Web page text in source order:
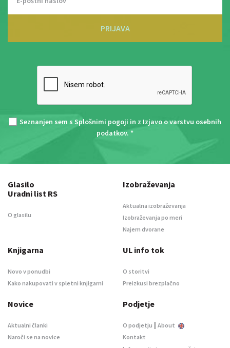
PRIJAVA
Seznanjen sem s Splošnimi pogoji in z Izjavo o varstvu osebnih
podatkov. *
Glasilo
Uradni list RS
O glasilu
Izobraževanja
Aktualna izobraževanja
Izobraževanja po meri
Najem dvorane
Knjigarna
Novo v ponudbi
Kako nakupovati v spletni knjigarni
UL info tok
O storitvi
Preizkusi brezplačno
Novice
Aktualni članki
Naroči se na novice
Podjetje
O podjetju | About
Kontakt